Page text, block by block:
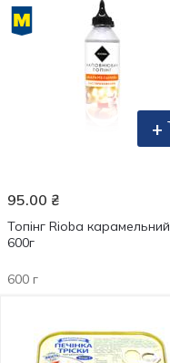
+
95.00 ₴
Топінг Rioba карамельний
600г
600 г